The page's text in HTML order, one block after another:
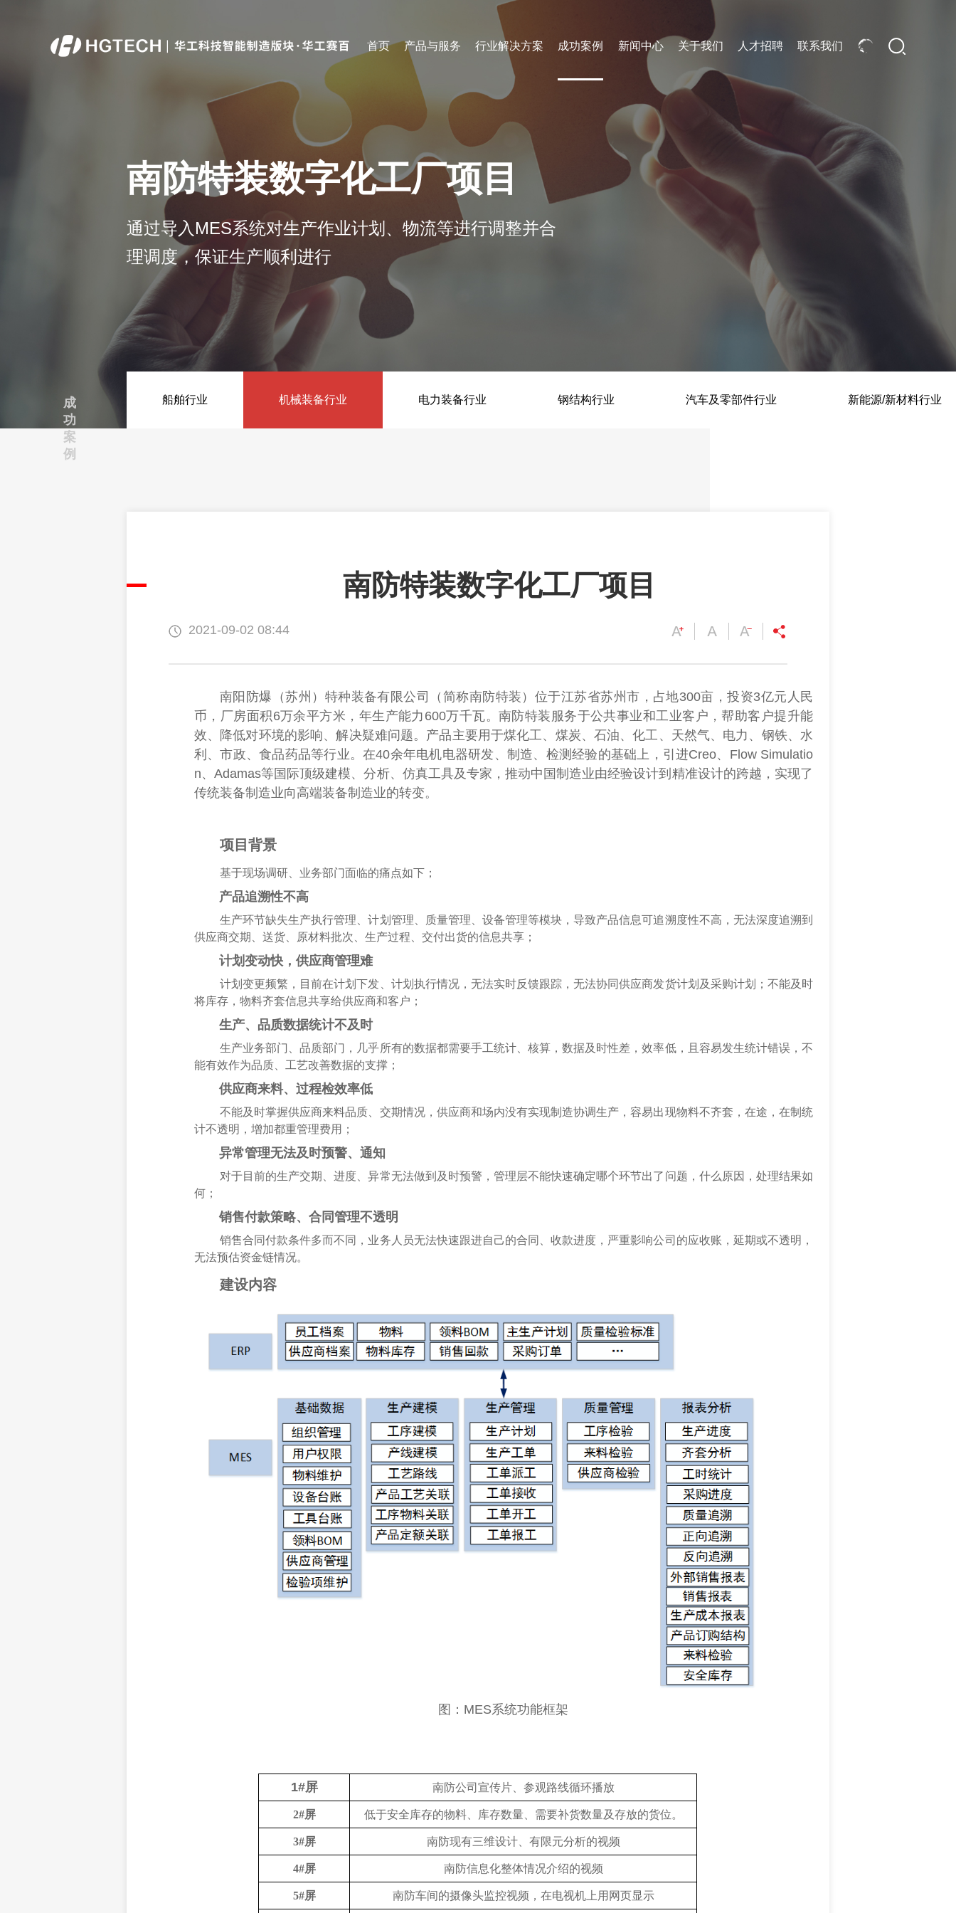
首页 产品与服务
工业物联
设备物联系统.
下料产线
中厚板下料产线
超厚板下料产线
筑视-智能分拣工作站
筑视-智能码盘工作站
装配式建筑焊接线
船舶行业焊接产线
桥梁行业焊接产线
筑视-智能焊接工作站
智能仓储物流
智能物流及仓储规划.
智能仓储物流信息化系统.
转运及仓储装备.
数字化产品
筑龙-MOM制造运营管理系
筑龙-MES制造执行系统.
筑龙-APS高级计划排程系
筑镜-数字孪生系统.
平台.
HG-CCS智能中控系统.
智能装备与智能产线
FMS机加产线
行业解决方案
钢结构行业 电子电气行业
成功案例
船舶行业 电力装备行业
新闻中心 关于我们 人才招聘 联系我们
南防特装数字化工厂项目
通过导入MES系统对生产作业计划、物流等进行调整并合
理调度，保证生产顺利进行
成
功
案
例
船舶行业 机械装备行业 电力装备行业 钢结构行业 汽车及零部件行业 新能源/新材料行业
南防特装数字化工厂项目
2021-09-02 08:44
南阳防爆（苏州）特种装备有限公司（简称南防特装）位于江苏省苏州市，占地300亩，投资3亿元人民
币，厂房面积6万余平方米，年生产能力600万千瓦。南防特装服务于公共事业和工业客户，帮助客户提升能
效、降低对环境的影响、解决疑难问题。产品主要用于煤化工、煤炭、石油、化工、天然气、电力、钢铁、水
利、市政、食品药品等行业。在40余年电机电器研发、制造、检测经验的基础上，引进Creo、Flow Simulatio
n、Adamas等国际顶级建模、分析、仿真工具及专家，推动中国制造业由经验设计到精准设计的跨越，实现了
传统装备制造业向高端装备制造业的转变。
项目 背景
基于现场调研、业务部门面临的痛点如下；
产品追溯性不高
生产环节缺失生产执行管理、计划管理、质量管理、设备管理等模块，导致产品信息可追溯度性不高，无法深度追溯到
供应商交期、送货、原材料批次、生产过程、交付出货的信息共享；
计划变动快，供应商管理难
计划变更频繁，目前在计划下发、计划执行情况，无法实时反馈跟踪，无法协同供应商发货计划及采购计划；不能及时
将库存，物料齐套信息共享给供应商和客户；
生产、品质数据统计不及时
生产业务部门、品质部门，几乎所有的数据都需要手工统计、核算，数据及时性差，效率低，且容易发生统计错误，不
能有效作为品质、工艺改善数据的支撑；
供应商来料、过程检效率低
不能及时掌握供应商来料品质、交期情况，供应商和场内没有实现制造协调生产，容易出现物料不齐套，在途，在制统
计不透明，增加都重管理费用；
异常管理无法及时预警、通知
对于目前的生产交期、进度、异常无法做到及时预警，管理层不能快速确定哪个环节出了问题，什么原因，处理结果如
何；
销售付款策略、合同管理不透明
销售合同付款条件多而不同，业务人员无法快速跟进自己的合同、收款进度，严重影响公司的应收账，延期或不透明，
无法预估资金链情况。
建设内容
图：MES系统功能框架
1#屏 南防公司宣传片、参观路线循环播放
2#屏 低于安全库存的物料、库存数量、需要补货数量及存放的货位。
3#屏 南防现有三维设计、有限元分析的视频
4#屏 南防信息化整体情况介绍的视频
5#屏 南防车间的摄像头监控视频，在电视机上用网页显示